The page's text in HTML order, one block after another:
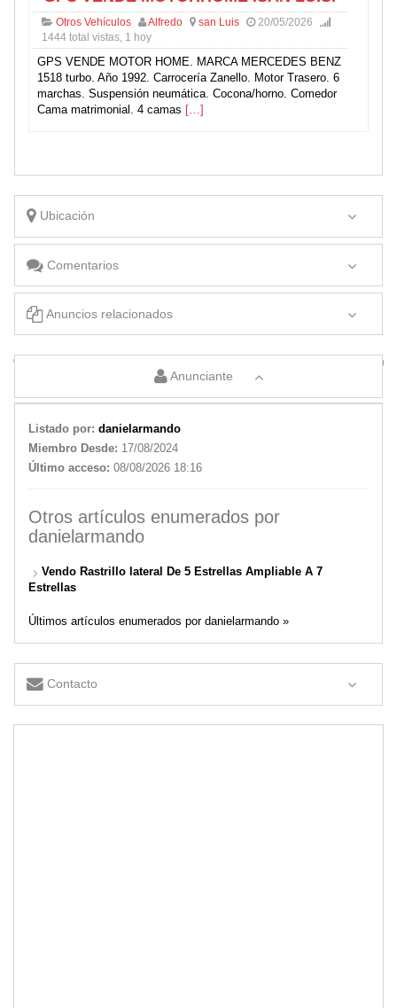
Otros Vehículos Alfredo san Luis
20/05/2026
1444 total vistas, 1 hoy
GPS VENDE MOTOR HOME. MARCA MERCEDES BENZ
1518 turbo. Año 1992. Carrocería Zanello. Motor Trasero. 6
marchas. Suspensión neumática. Cocona/horno. Comedor
Cama matrimonial. 4 camas […]
Ubicación
Comentarios
Anuncios relacionados
Compro Autos Chocados Vendo tolva Akron
Anunciante
Listado por: danielarmando
Miembro Desde: 17/08/2024
Último acceso: 08/08/2026 18:16
Otros artículos enumerados por
danielarmando
Vendo Rastrillo lateral De 5 Estrellas Ampliable A 7
Estrellas
Últimos artículos enumerados por danielarmando »
Contacto